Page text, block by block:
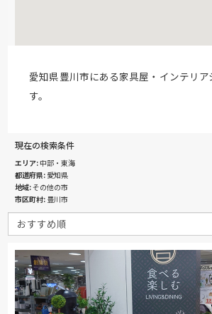
愛知県豊川市にある家具屋・インテリ
す。
現在の検索条件
エリア 中部・東海
都道府県 愛知県
地域 その他の市
市区町村 豊川市